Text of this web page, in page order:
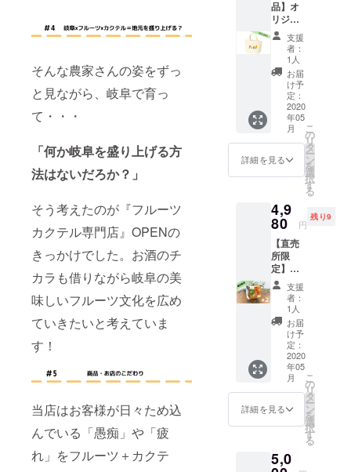
そんな農家さんの姿をずっ
と見ながら、岐阜で育っ
て・・・
「何か岐阜を盛り上げる方
法はないだろか？」
そう考えたのが『フルーツ
カクテル専門店』OPENの
きっかけでした。お酒のチ
カラも借りながら岐阜の美
味しいフルーツ文化を広め
ていきたいと考えていま
す！
当店はお客様が日々ため込
んでいる「愚痴」や「疲
れ」をフルーツ＋カクテ
たしま
す。 〇
1会計2
枚まで
使用可
能（1枚
500円）
〇おつ
りは出
ませ
ん。 〇
ご本人
様以外
◎（配
っても
OK！）
〇2020
年10月
31日ま
でにお
受け取
りに来
られな
い場合
は無効
とさせ
ていた
だきま
す。 〇
お食事
店が続
品】オ
リジナ
ルミニ
トート
このプ
ロジェ
クトの
為だけ
にハン
ドメイ
ド作家
のSan
太さん
が制作
した限
イン。5
種類の
デザイ
ンから
お選び
くださ
い。
30×20×
10㎜
（一般
的なお
弁当箱
＋水筒
がきれ
いに入
るサイ
ズ）
minne.c
支援
者：
1人
お届
け予
定：
2020
年05
月
詳細を見る
こ
の
リ
タ
ー
ン
を
選
択
す
る
4,9
80 円
残り9
【直売
所限
定】岐
阜柿を
使用し
た何と
も珍し
い『柿
ター』
をおふ
たつ＋
当店よ
りお礼
の手紙
国産の
バター
がブレ
支援
者：
1人
お届
け予
定：
2020
年05
月
詳細を見る
こ
の
リ
タ
ー
ン
を
選
択
す
る
5,0